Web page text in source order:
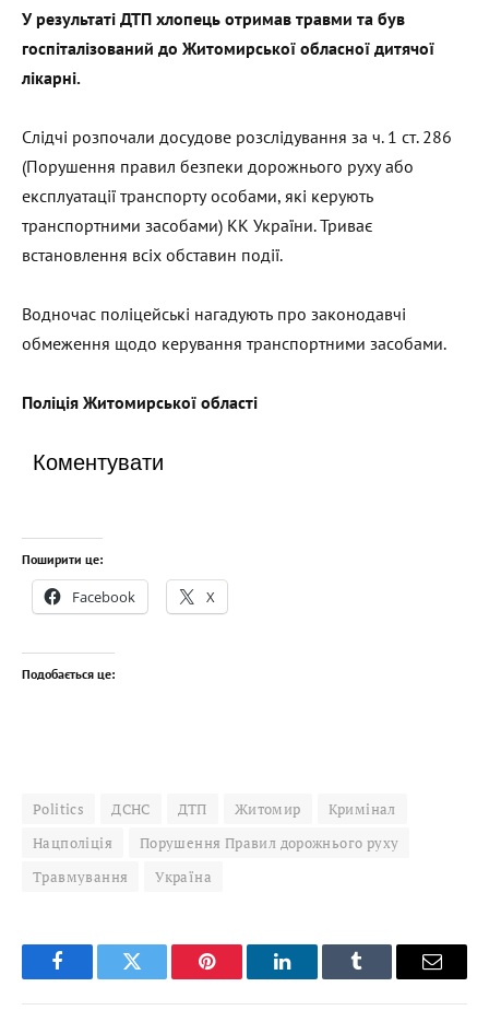
У результаті ДТП хлопець отримав травми та був
госпіталізований до Житомирської обласної дитячої
лікарні.
Слідчі розпочали досудове розслідування за ч. 1 ст. 286
(Порушення правил безпеки дорожнього руху або
експлуатації транспорту особами, які керують
транспортними засобами) КК України. Триває
встановлення всіх обставин події.
Водночас поліцейські нагадують про законодавчі
обмеження щодо керування транспортними засобами.
Поліція Житомирської області
Коментувати
Поширити це:
Facebook X
Подобається це:
Politics ДСНС ДТП Житомир
Кримінал
Нацполіція
Порушення Правил дорожнього руху
Травмування
Україна
FacebookTwitter Pinterest LinkedInTumblr Email